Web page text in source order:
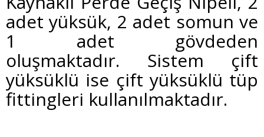
adet yüksük, 2 adet somun ve
1 adet gövdeden
oluşmaktadır. Sistem çift
yüksüklü ise çift yüksüklü tüp
fittingleri kullanılmaktadır.